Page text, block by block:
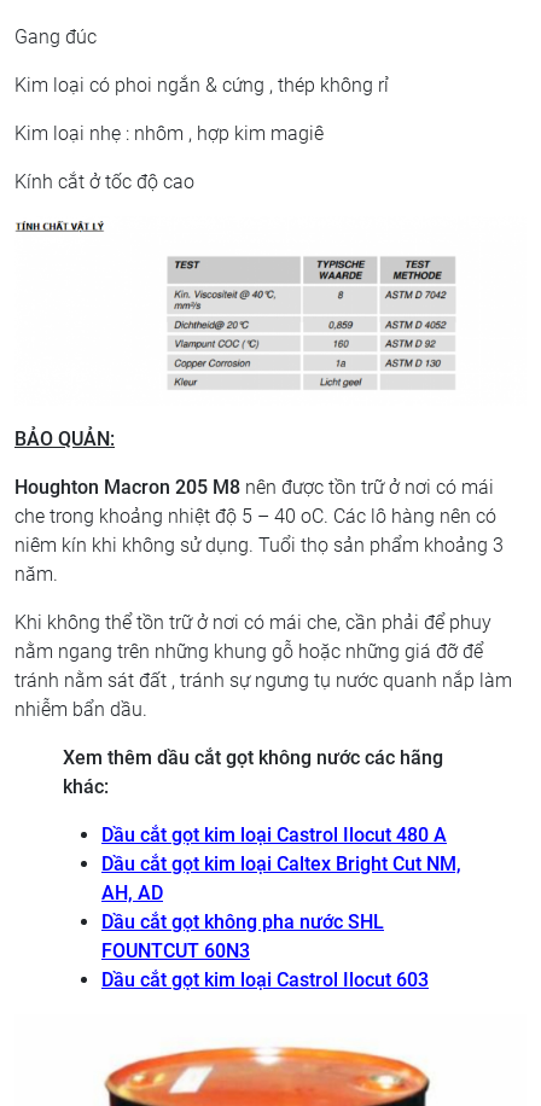
Gang đúc
Kim loại có phoi ngắn & cứng , thép không rỉ
Kim loại nhẹ : nhôm , hợp kim magiê
Kính cắt ở tốc độ cao
BẢO QUẢN:
Houghton Macron 205 M8 nên được tồn trữ ở nơi có mái
che trong khoảng nhiệt độ 5 – 40 oC. Các lô hàng nên có
niêm kín khi không sử dụng. Tuổi thọ sản phẩm khoảng 3
năm.
Khi không thể tồn trữ ở nơi có mái che, cần phải để phuy
nằm ngang trên những khung gỗ hoặc những giá đỡ để
tránh nằm sát đất , tránh sự ngưng tụ nước quanh nắp làm
nhiễm bẩn dầu.
Xem thêm dầu cắt gọt không nước các hãng
khác:
Dầu cắt gọt kim loại Castrol Ilocut 480 A
Dầu cắt gọt kim loại Caltex Bright Cut NM,
AH, AD
Dầu cắt gọt không pha nước SHL
FOUNTCUT 60N3
Dầu cắt gọt kim loại Castrol Ilocut 603